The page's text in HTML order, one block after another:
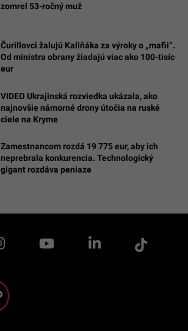
zomrel 53-ročný muž
Čurillovci žalujú Kaliňáka za výroky o „mafii“.
Od ministra obrany žiadajú viac ako 100-tisíc
eur
VIDEO Ukrajinská rozviedka ukázala, ako
najnovšie námorné drony útočia na ruské
ciele na Kryme
Zamestnancom rozdá 19 775 eur, aby ich
neprebrala konkurencia. Technologický
gigant rozdáva peniaze